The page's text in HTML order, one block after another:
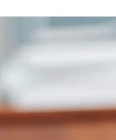
CariobinhaZanaga